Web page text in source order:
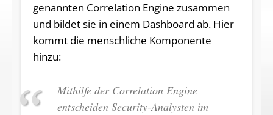
genannten Correlation Engine zusammen
und bildet sie in einem Dashboard ab. Hier
kommt die menschliche Komponente
hinzu:
Mithilfe der Correlation Engine
entscheiden Security-Analysten im